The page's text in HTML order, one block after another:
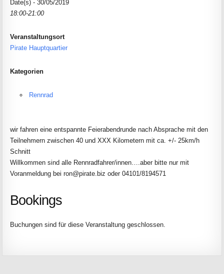
Date(s) - 30/05/2019
18:00-21:00
Veranstaltungsort
Pirate Hauptquartier
Kategorien
Rennrad
wir fahren eine entspannte Feierabendrunde nach Absprache mit den
Teilnehmern zwischen 40 und XXX Kilometern mit ca. +/- 25km/h
Schnitt
Willkommen sind alle Rennradfahrer/innen….aber bitte nur mit
Voranmeldung bei ron@pirate.biz oder 04101/8194571
Bookings
Buchungen sind für diese Veranstaltung geschlossen.